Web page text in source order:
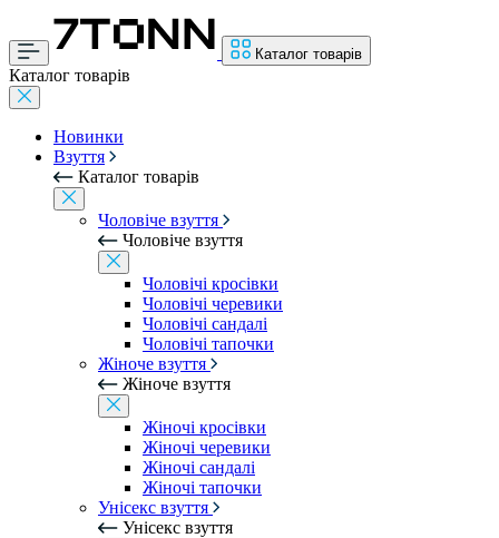
Каталог товарів
Каталог товарів
Новинки
Взуття
Каталог товарів
Чоловіче взуття
Чоловіче взуття
Чоловічі кросівки
Чоловічі черевики
Чоловічі сандалі
Чоловічі тапочки
Жіноче взуття
Жіноче взуття
Жіночі кросівки
Жіночі черевики
Жіночі сандалі
Жіночі тапочки
Унісекс взуття
Унісекс взуття